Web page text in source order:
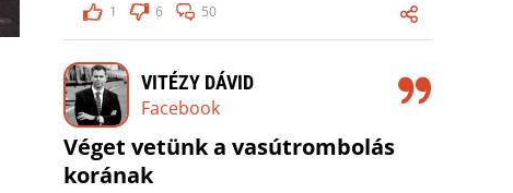
1
6 50
VITÉZY DÁVID
Facebook
Véget vetünk a vasútrombolás
korának